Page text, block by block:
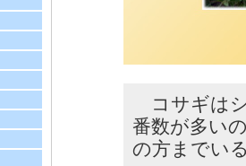
コサギは
番数が多い
の方までい